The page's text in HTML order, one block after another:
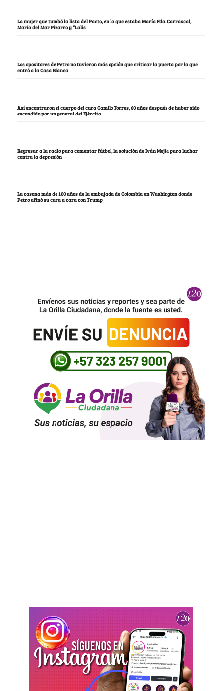
La mujer que tumbó la lista del Pacto, en la que estaba María Fda. Carrascal,
María del Mar Pizarro y “Lalis
Los opositores de Petro no tuvieron más opción que criticar la puerta por la que
entró a la Casa Blanca
Así encontraron el cuerpo del cura Camilo Torres, 60 años después de haber sido
escondido por un general del Ejército
Regresar a la radio para comentar fútbol, la solución de Iván Mejía para luchar
contra la depresión
La casona más de 100 años de la embajada de Colombia en Washington donde
Petro afinó su cara a cara con Trump